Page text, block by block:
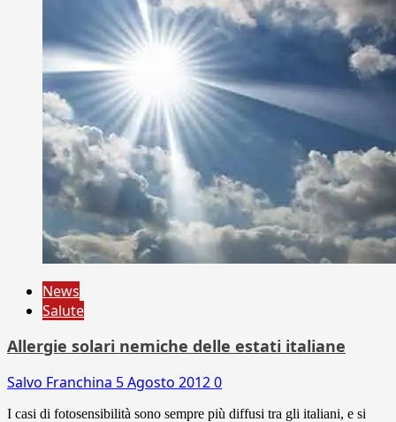
News
Salute
Allergie solari nemiche delle estati italiane
Salvo Franchina 5 Agosto 20120
I casi di fotosensibilità sono sempre più diffusi tra gli italiani, e si